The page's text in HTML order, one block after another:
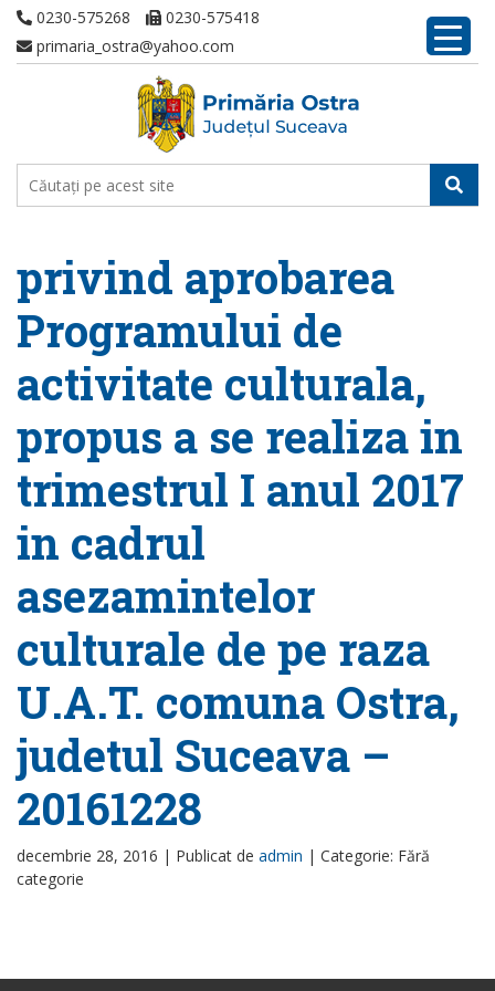
0230-575268
0230-575418
primaria_ostra@yahoo.com
privind aprobarea
Programului de
activitate culturala,
propus a se realiza in
trimestrul I anul 2017
in cadrul
asezamintelor
culturale de pe raza
U.A.T. comuna Ostra,
judetul Suceava –
20161228
decembrie 28, 2016 | Publicat de admin | Categorie: Fără
categorie